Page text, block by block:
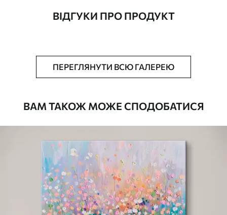
Додатково Можна додати лакове покриття.
Від392.00грн
Яскраві, насичені кольори
Стійкість до вицвітання
Безпечне чорнило без запаху
Поверхня з текстурою полотна
Екологічний матеріал
ВІДГУКИ ПРО ПРОДУКТ
ПЕРЕГЛЯНУТИ ВСЮ ГАЛЕРЕЮ
ВАМ ТАКОЖ МОЖЕ СПОДОБАТИСЯ